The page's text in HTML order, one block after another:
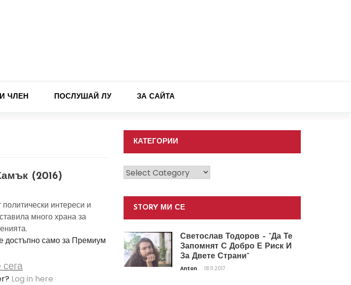
ЧЛЕН ПОСЛУШАЙ ЛУ ЗА САЙТА
(2016)
интереси и
много храна за
достъпно само за Премиум
Log in here
КАТЕГОРИИ
Категории
STORY МИ СЕ
Светослав Тодоров – “Да Те
Запомнят С Добро Е Риск И
За Двете Страни”
Anton 18.11.2017